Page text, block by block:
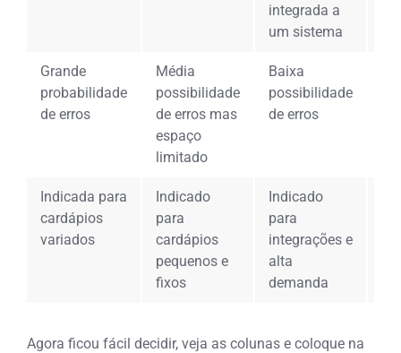
integrada a
um sistema
Grande
probabilidade
de erros
Média
possibilidade
de erros mas
espaço
limitado
Baixa
possibilidade
de erros
Indicada para
cardápios
variados
Indicado
para
cardápios
pequenos e
fixos
Indicado
para
integrações e
alta
demanda
Agora ficou fácil decidir, veja as colunas e coloque na